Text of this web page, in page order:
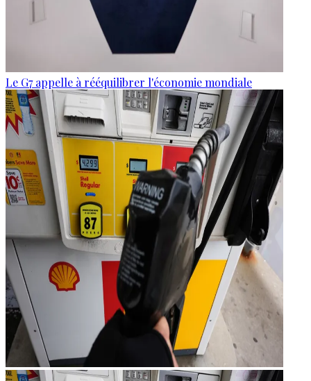
Le G7 appelle à rééquilibrer l'économie mondiale